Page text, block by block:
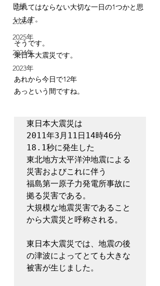
目標
2026年
2025年
2024年
2023年
忘れてはならない大切な一日の1つかと思
います。
そうです。
東日本大震災です。
あれから今日で12年
あっという間ですね。
東日本大震災は
2011年3月11日14時46分
18.1秒に発生した
東北地方太平洋沖地震による
災害およびこれに伴う
福島第一原子力発電所事故に
拠る災害である。
大規模な地震災害であること
から大震災と呼称される。
東日本大震災では、地震の後
の津波によってとても大きな
被害が生じました。